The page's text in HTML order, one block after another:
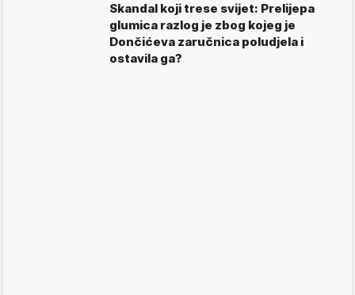
Skandal koji trese svijet: Prelijepa
glumica razlog je zbog kojeg je
Dončićeva zaručnica poludjela i
ostavila ga?